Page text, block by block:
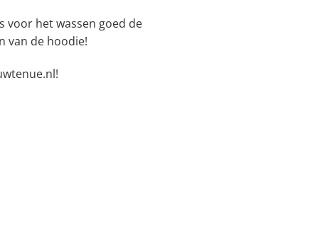
voor het wassen goed de
van de hoodie!